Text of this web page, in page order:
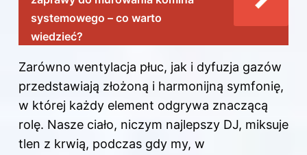
systemowego – co warto
wiedzieć?
Zarówno wentylacja płuc, jak i dyfuzja gazów
przedstawiają złożoną i harmonijną symfonię,
w której każdy element odgrywa znaczącą
rolę. Nasze ciało, niczym najlepszy DJ, miksuje
tlen z krwią, podczas gdy my, w